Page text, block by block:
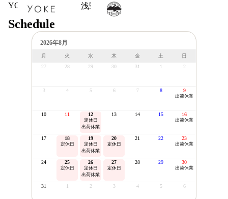
YOKE 浅野商店
Schedule
2026年8月
月 火 水 木 金 土
日
27
28 29 30 31 1 2
3 4 5 6 7 8 9
出荷休業
10 11 12
定休日
出荷休業
13 14 15 16
出荷休業
17 18
定休日
19
定休日
出荷休業
20
定休日
21 22 23
出荷休業
24 25
定休日
26
定休日
出荷休業
27
定休日
28 29 30
出荷休業
31 1 2 3 4 5 6